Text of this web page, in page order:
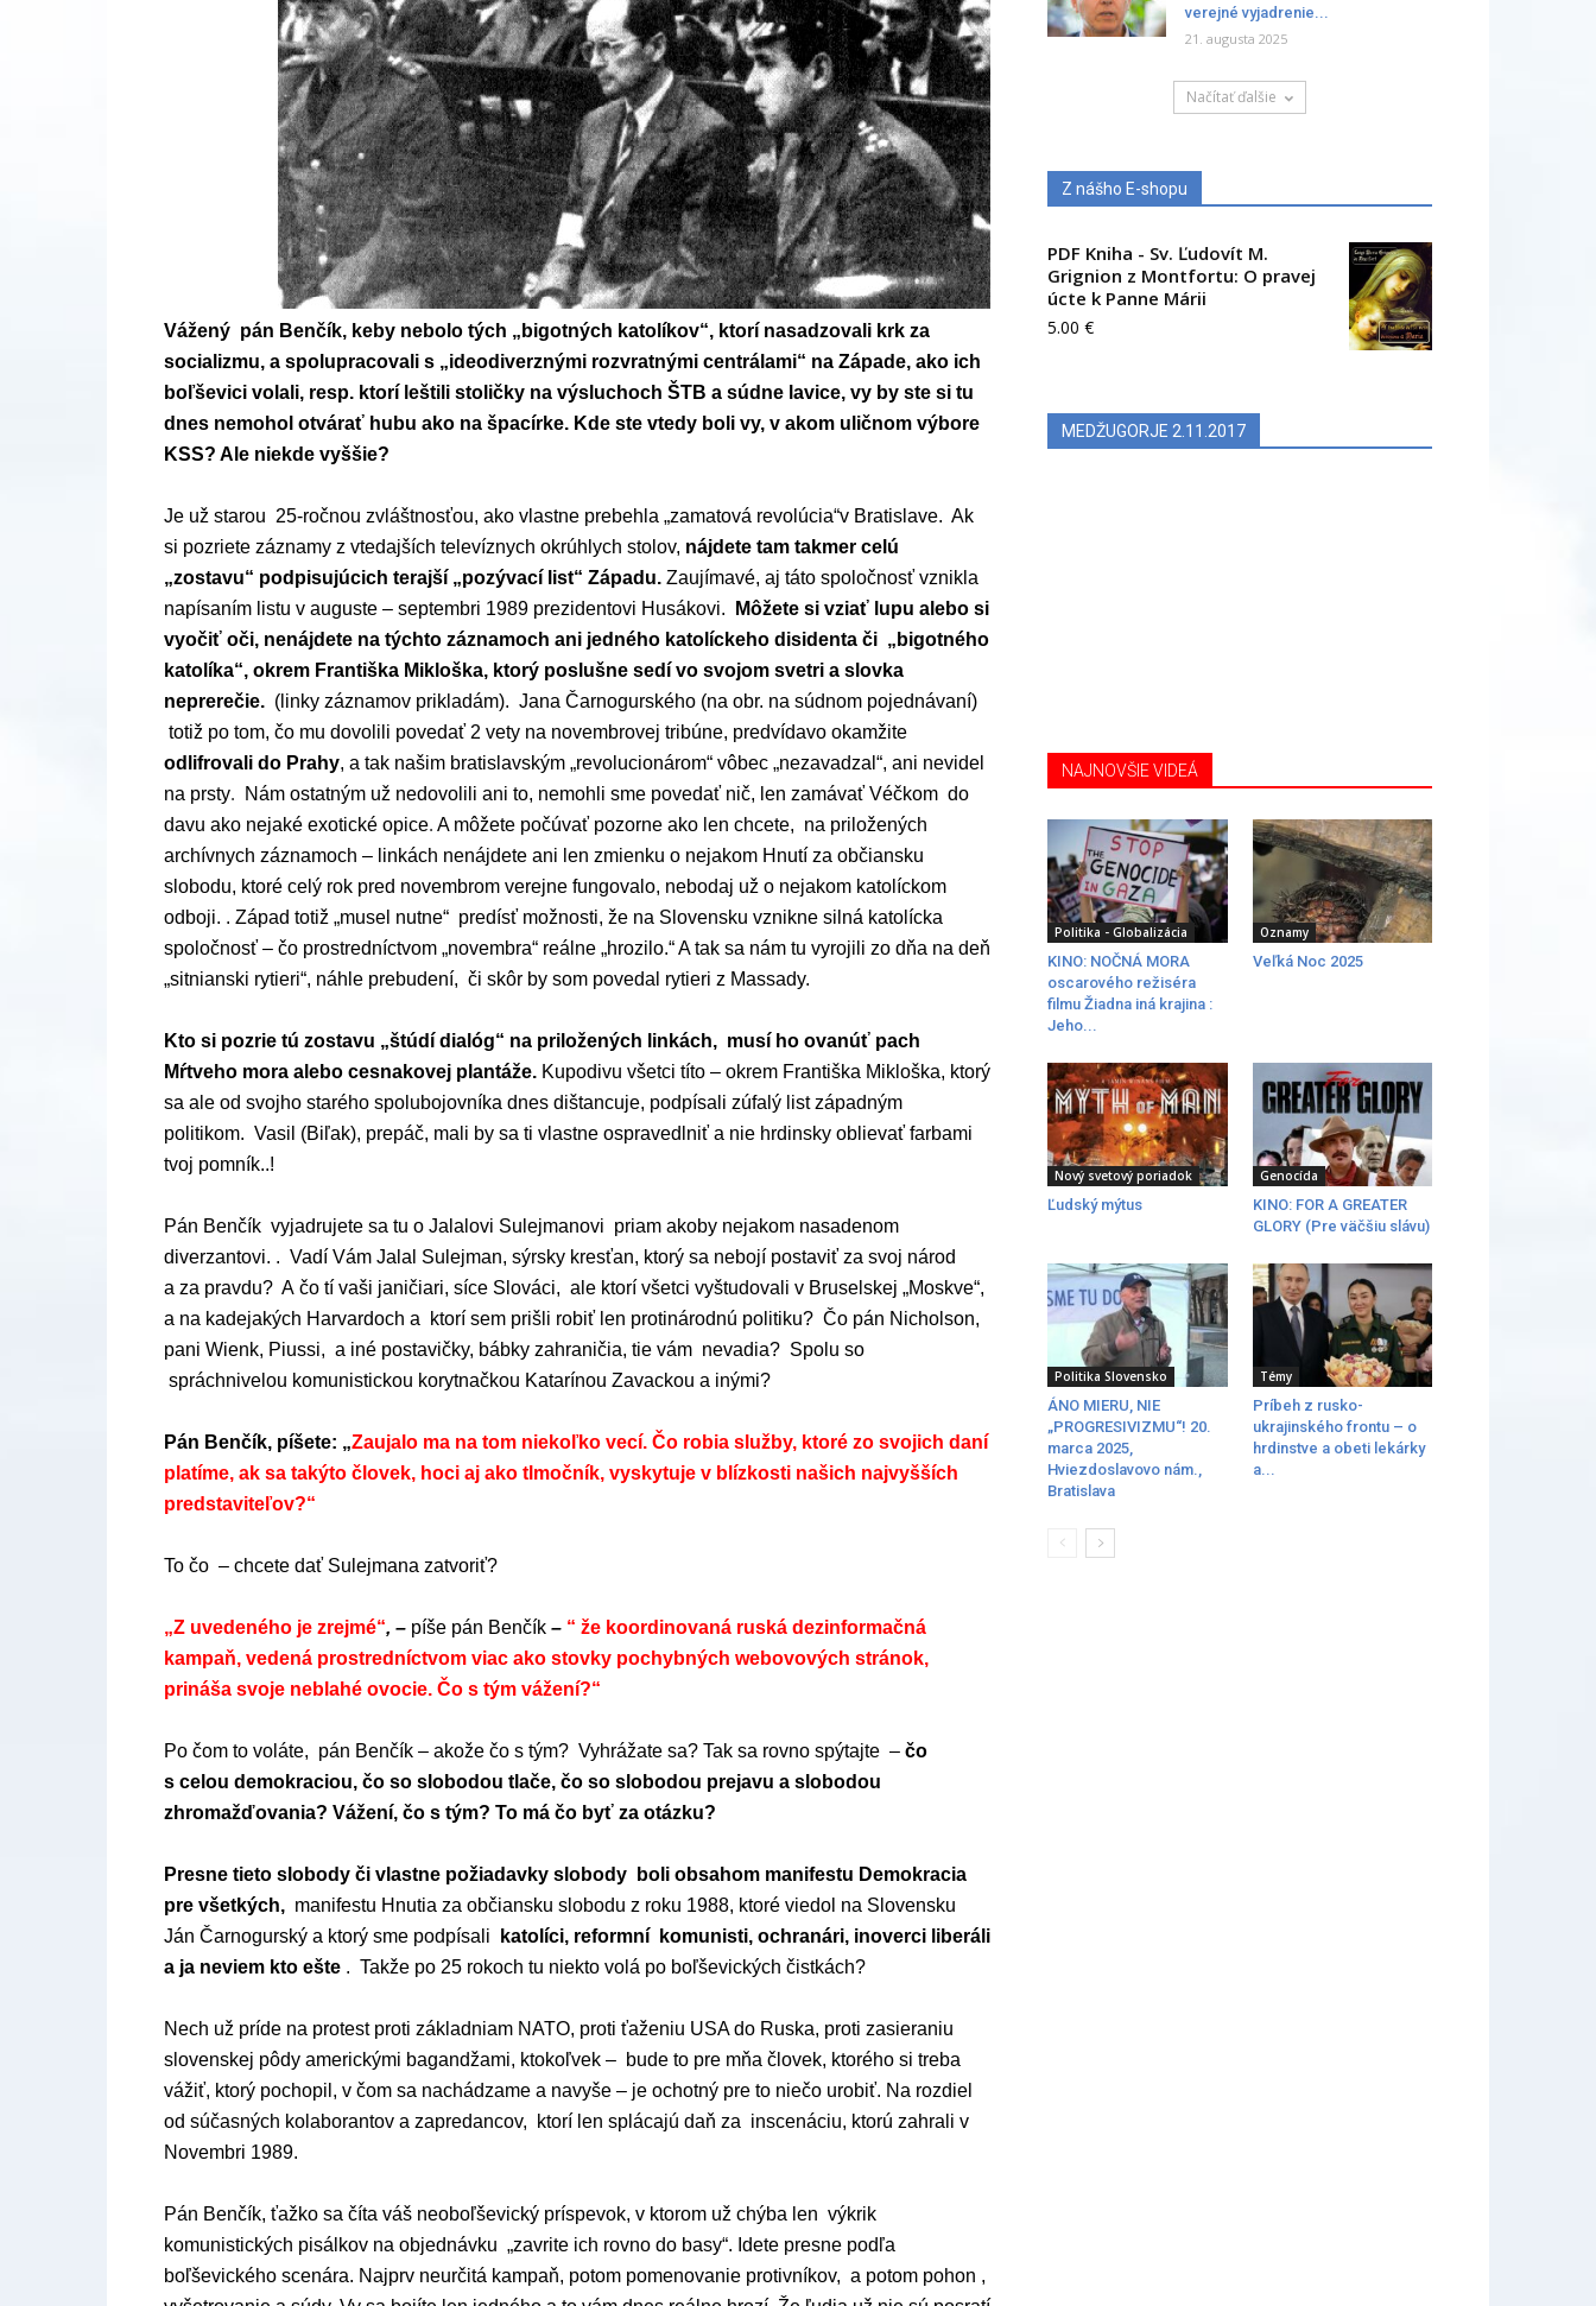
Vážený pán Benčík, keby nebolo tých „bigotných katolíkov“, ktorí nasadzovali krk za
socializmu, a spolupracovali s „ideodiverznými rozvratnými centrálami“ na Západe, ako ich
boľševici volali, resp. ktorí leštili stoličky na výsluchoch ŠTB a súdne lavice, vy by ste si tu
dnes nemohol otvárať hubu ako na špacírke. Kde ste vtedy boli vy, v akom uličnom výbore
KSS? Ale niekde vyššie?
Je už starou 25-ročnou zvláštnosťou, ako vlastne prebehla „zamatová revolúcia“v Bratislave. Ak
si pozriete záznamy z vtedajších televíznych okrúhlych stolov, nájdete tam takmer celú
„zostavu“ podpisujúcich terajší „pozývací list“ Západu. Zaujímavé, aj táto spoločnosť vznikla
napísaním listu v auguste – septembri 1989 prezidentovi Husákovi.
Môžete si vziať lupu alebo si
vyočiť oči, nenájdete na týchto záznamoch ani jedného katolíckeho disidenta či „bigotného
katolíka“, okrem Františka Mikloška, ktorý poslušne sedí vo svojom svetri a slovka
neprerečie. (linky záznamov prikladám). Jana Čarnogurského (na obr. na súdnom pojednávaní)
totiž po tom, čo mu dovolili povedať 2 vety na novembrovej tribúne, predvídavo okamžite
odlifrovali do Prahy, a tak našim bratislavským „revolucionárom“ vôbec „nezavadzal“, ani nevidel
na prsty.
Nám ostatným už nedovolili ani to, nemohli sme povedať nič, len zamávať Véčkom do
davu ako nejaké exotické opice. A môžete počúvať pozorne ako len chcete, na priložených
archívnych záznamoch – linkách nenájdete ani len zmienku o nejakom Hnutí za občiansku
slobodu, ktoré celý rok pred novembrom verejne fungovalo, nebodaj už o nejakom katolíckom
odboji. . Západ totiž „musel nutne“ predísť možnosti, že na Slovensku vznikne silná katolícka
spoločnosť – čo prostredníctvom „novembra“ reálne „hrozilo.“ A tak sa nám tu vyrojili zo dňa na deň
„sitnianski rytieri“, náhle prebudení, či skôr by som povedal rytieri z Massady.
Kto si pozrie tú zostavu „štúdí dialóg“ na priložených linkách, musí ho ovanúť pach
Mŕtveho mora alebo cesnakovej plantáže. Kupodivu všetci títo – okrem Františka Mikloška, ktorý
sa ale od svojho starého spolubojovníka dnes dištancuje, podpísali zúfalý list západným
politikom. Vasil (Biľak), prepáč, mali by sa ti vlastne ospravedlniť a nie hrdinsky oblievať farbami
tvoj pomník..!
Pán Benčík vyjadrujete sa tu o Jalalovi Sulejmanovi priam akoby nejakom nasadenom
diverzantovi. . Vadí Vám Jalal Sulejman, sýrsky kresťan, ktorý sa nebojí postaviť za svoj národ
a za pravdu? A čo tí vaši janičiari, síce Slováci, ale ktorí všetci vyštudovali v Bruselskej „Moskve“,
a na kadejakých Harvardoch a ktorí sem prišli robiť len protinárodnú politiku? Čo pán Nicholson,
pani Wienk, Piussi, a iné postavičky, bábky zahraničia, tie vám nevadia? Spolu so
spráchnivelou komunistickou korytnačkou Katarínou Zavackou a inými?
Pán Benčík, píšete: „Zaujalo ma na tom niekoľko vecí. Čo robia služby, ktoré zo svojich daní
platíme, ak sa takýto človek, hoci aj ako tlmočník, vyskytuje v blízkosti našich najvyšších
predstaviteľov?“
To čo – chcete dať Sulejmana zatvoriť?
„Z uvedeného je zrejmé“, – píše pán Benčík – “ že koordinovaná ruská dezinformačná
kampaň, vedená prostredníctvom viac ako stovky pochybných webovových stránok,
prináša svoje neblahé ovocie. Čo s tým vážení?“
Po čom to voláte, pán Benčík – akože čo s tým? Vyhrážate sa? Tak sa rovno spýtajte – čo
s celou demokraciou, čo so slobodou tlače, čo so slobodou prejavu a slobodou
zhromažďovania? Vážení, čo s tým? To má čo byť za otázku?
Presne tieto slobody či vlastne požiadavky slobody boli obsahom manifestu Demokracia
pre všetkých, manifestu Hnutia za občiansku slobodu z roku 1988, ktoré viedol na Slovensku
Ján Čarnogurský a ktorý sme podpísali
katolíci, reformní komunisti, ochranári, inoverci liberáli
a ja neviem kto ešte . Takže po 25 rokoch tu niekto volá po boľševických čistkách?
Nech už príde na protest proti základniam NATO, proti ťaženiu USA do Ruska, proti zasieraniu
slovenskej pôdy americkými bagandžami, ktokoľvek – bude to pre mňa človek, ktorého si treba
vážiť, ktorý pochopil, v čom sa nachádzame a navyše – je ochotný pre to niečo urobiť. Na rozdiel
od súčasných kolaborantov a zapredancov, ktorí len splácajú daň za inscenáciu, ktorú zahrali v
Novembri 1989.
Pán Benčík, ťažko sa číta váš neoboľševický príspevok, v ktorom už chýba len výkrik
komunistických pisálkov na objednávku „zavrite ich rovno do basy“. Idete presne podľa
boľševického scenára. Najprv neurčitá kampaň, potom pomenovanie protivníkov, a potom pohon ,
verejné vyjadrenie...
21. augusta 2025
Načítať ďalšie
Z nášho E-shopu
PDF Kniha - Sv. Ľudovít M.
Grignion z Montfortu: O pravej
úcte k Panne Márii
5.00 €
MEDŽUGORJE 2.11.2017
NAJNOVŠIE VIDEÁ
Politika - Globalizácia
KINO: NOČNÁ MORA
oscarového režiséra
filmu Žiadna iná krajina :
Jeho...
Oznamy
Veľká Noc 2025
Nový svetový poriadok
Ľudský mýtus
Genocída
KINO: FOR A GREATER
GLORY (Pre väčšiu slávu)
Politika Slovensko
ÁNO MIERU, NIE
„PROGRESIVIZMU“! 20.
marca 2025,
Hviezdoslavovo nám.,
Bratislava
Témy
Príbeh z rusko-
ukrajinského frontu – o
hrdinstve a obeti lekárky
a...